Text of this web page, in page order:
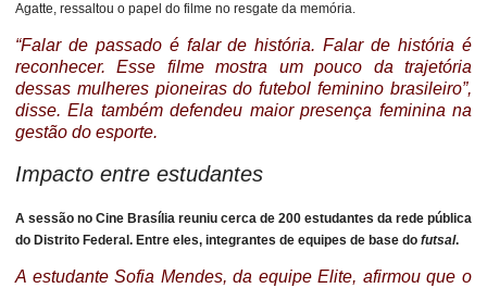
Agatte, ressaltou o papel do filme no resgate da memória.
“Falar de passado é falar de história. Falar de história é
reconhecer. Esse filme mostra um pouco da trajetória
dessas mulheres pioneiras do futebol feminino brasileiro”,
disse. Ela também defendeu maior presença feminina na
gestão do esporte.
Impacto entre estudantes
A sessão no Cine Brasília reuniu cerca de 200 estudantes da rede pública
do Distrito Federal. Entre eles, integrantes de equipes de base do futsal.
A estudante Sofia Mendes, da equipe Elite, afirmou que o